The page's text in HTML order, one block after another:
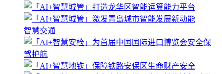
智慧交通